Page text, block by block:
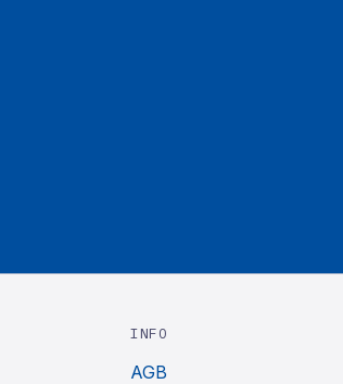
INFO
AGB